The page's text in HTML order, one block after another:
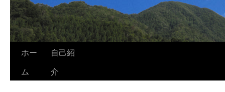
ホー
ム
自己紹
介